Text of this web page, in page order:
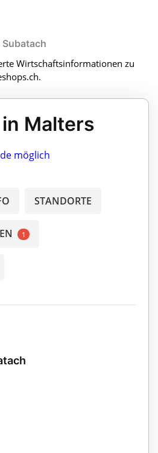
Subatach
Wirtschaftsinformationen zu
Malters
möglich
STANDORTE
1